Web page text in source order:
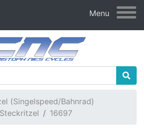
Menu
(Singelspeed/Bahnrad)
16697